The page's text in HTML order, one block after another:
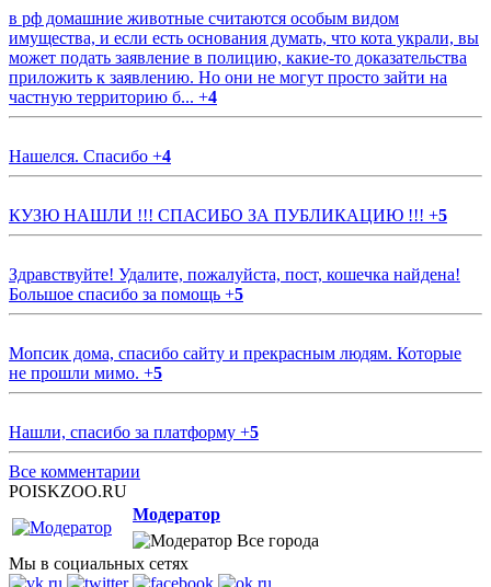
в рф домашние животные считаются особым видом
имущества, и если есть основания думать, что кота украли, вы
может подать заявление в полицию, какие-то доказательства
приложить к заявлению. Но они не могут просто зайти на
частную территорию б... +4
Нашелся. Спасибо +4
КУЗЮ НАШЛИ !!! СПАСИБО ЗА ПУБЛИКАЦИЮ !!! +5
Здравствуйте! Удалите, пожалуйста, пост, кошечка найдена!
Большое спасибо за помощь +5
Мопсик дома, спасибо сайту и прекрасным людям. Которые
не прошли мимо. +5
Нашли, спасибо за платформу +5
Все комментарии
POISKZOO.RU
Модератор
Все города
Мы в социальных сетях